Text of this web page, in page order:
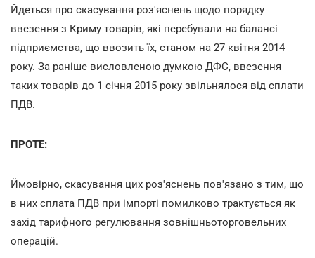
Йдеться про скасування роз'яснень щодо порядку
ввезення з Криму товарів, які перебували на балансі
підприємства, що ввозить їх, станом на 27 квітня 2014
року. За раніше висловленою думкою ДФС, ввезення
таких товарів до 1 січня 2015 року звільнялося від сплати
ПДВ.
ПРОТЕ:
Ймовірно, скасування цих роз'яснень пов'язано з тим, що
в них сплата ПДВ при імпорті помилково трактується як
захід тарифного регулювання зовнішньоторговельних
операцій.